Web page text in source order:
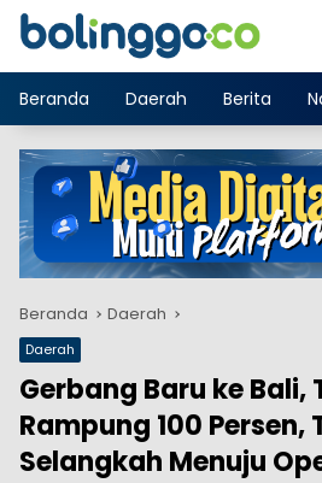
Langsung
Beranda
Daerah Berita
Beranda Daerah
Daerah
Gerbang Baru ke Bali,
Rampung 100 Persen,
Selangkah Menuju